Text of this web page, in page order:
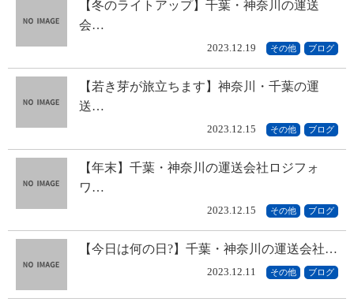
【冬のライトアップ】千葉・神奈川の運送
会…
2023.12.19 その他 ブログ
【若き芽が旅立ちます】神奈川・千葉の運
送…
2023.12.15 その他 ブログ
【年末】千葉・神奈川の運送会社ロジフォ
ワ…
2023.12.15 その他 ブログ
【今日は何の日?】千葉・神奈川の運送会社…
2023.12.11 その他 ブログ